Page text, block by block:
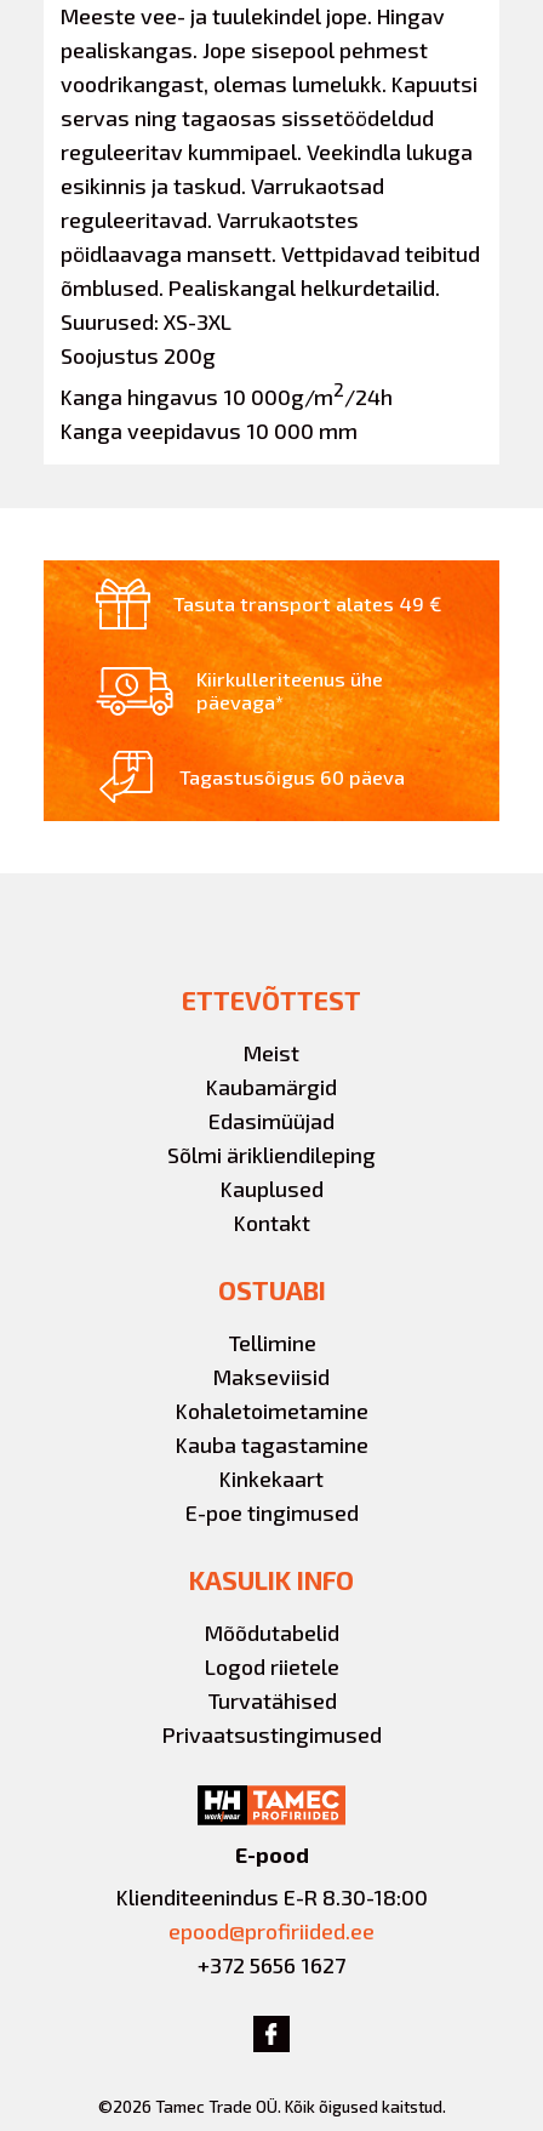
Meeste vee- ja tuulekindel jope. Hingav
pealiskangas. Jope sisepool pehmest
voodrikangast, olemas lumelukk. Kapuutsi
servas ning tagaosas sissetöödeldud
reguleeritav kummipael. Veekindla lukuga
esikinnis ja taskud. Varrukaotsad
reguleeritavad. Varrukaotstes
pöidlaavaga mansett. Vettpidavad teibitud
õmblused. Pealiskangal helkurdetailid.
Suurused: XS-3XL
Soojustus 200g
Kanga hingavus 10 000g/m2/24h
Kanga veepidavus 10 000 mm
Tasuta transport alates 49 €
Kiirkulleriteenus ühe
päevaga*
Tagastusõigus 60 päeva
ETTEVÕTTEST
Meist
Kaubamärgid
Edasimüüjad
Sõlmi ärikliendileping
Kauplused
Kontakt
OSTUABI
Tellimine
Makseviisid
Kohaletoimetamine
Kauba tagastamine
Kinkekaart
E-poe tingimused
KASULIK INFO
Mõõdutabelid
Logod riietele
Turvatähised
Privaatsustingimused
E-pood
Klienditeenindus E-R 8.30-18:00
epood@profiriided.ee
+372 5656 1627
©2026 Tamec Trade OÜ. Kõik õigused kaitstud.